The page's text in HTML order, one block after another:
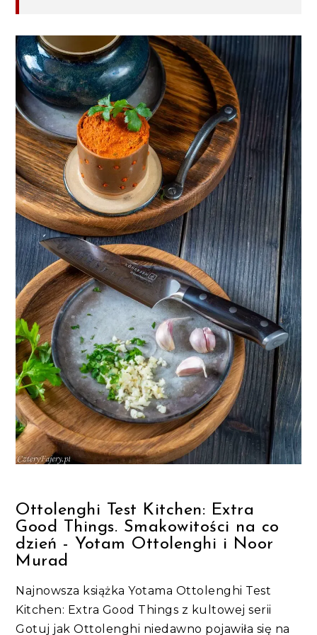
Ottolenghi Test Kitchen: Extra
Good Things. Smakowitości na co
dzień - Yotam Ottolenghi i Noor
Murad
Najnowsza książka Yotama Ottolenghi Test
Kitchen: Extra Good Things z kultowej serii
Gotuj jak Ottolenghi niedawno pojawiła się na